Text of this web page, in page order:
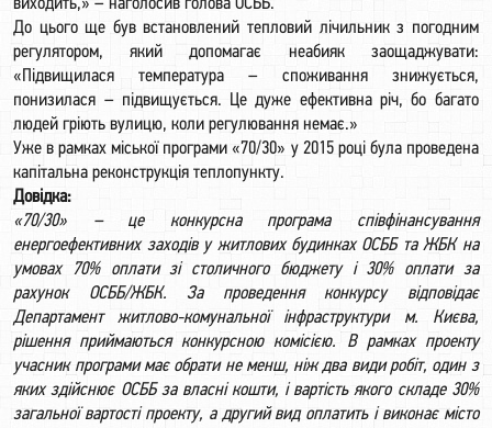
виходить,» – наголосив голова ОСББ.
До цього ще був встановлений тепловий лічильник з погодним
регулятором, який допомагає неабияк заощаджувати:
«Підвищилася температура – споживання знижується,
понизилася – підвищується. Це дуже ефективна річ, бо багато
людей гріють вулицю, коли регулювання немає.»
Уже в рамках міської програми «70/30» у 2015 році була проведена
капітальна реконструкція теплопункту.
Довідка:
«70/30» – це конкурсна програма співфінансування
енергоефективних заходів у житлових будинках ОСББ та ЖБК на
умовах 70% оплати зі столичного бюджету і 30% оплати за
рахунок ОСББ/ЖБК. За проведення конкурсу відповідає
Департамент житлово-комунальної інфраструктури м. Києва,
рішення приймаються конкурсною комісією. В рамках проекту
учасник програми має обрати не менш, ніж два види робіт, один з
яких здійснює ОСББ за власні кошти, і вартість якого складе 30%
загальної вартості проекту, а другий вид оплатить і виконає місто